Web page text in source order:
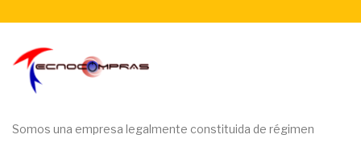
Somos una empresa legalmente constituida de régimen